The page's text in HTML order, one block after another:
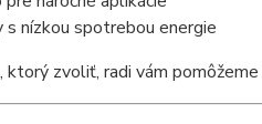
nízkou spotrebou energie
zvoliť, radi vám